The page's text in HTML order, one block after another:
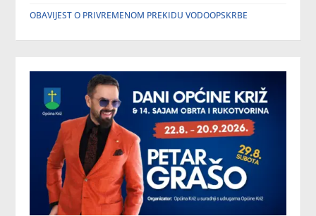
OBAVIJEST O PRIVREMENOM PREKIDU VODOOPSKRBE